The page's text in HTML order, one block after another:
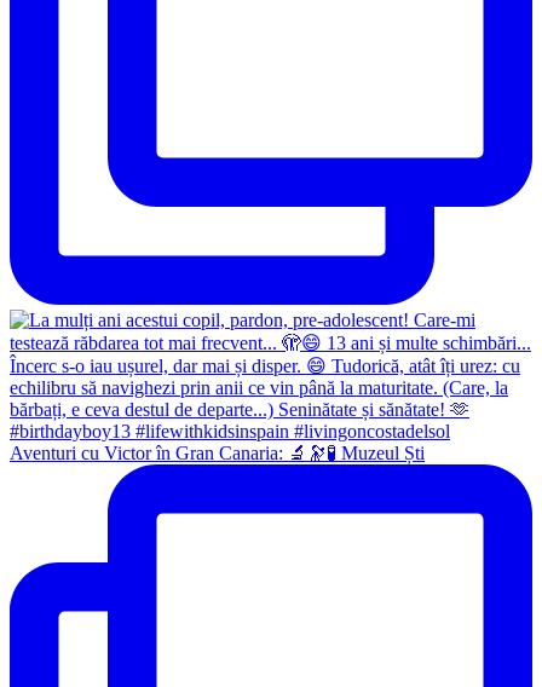
Aventuri cu Victor în Gran Canaria: 🔬🔭🧪 Muzeul Ști